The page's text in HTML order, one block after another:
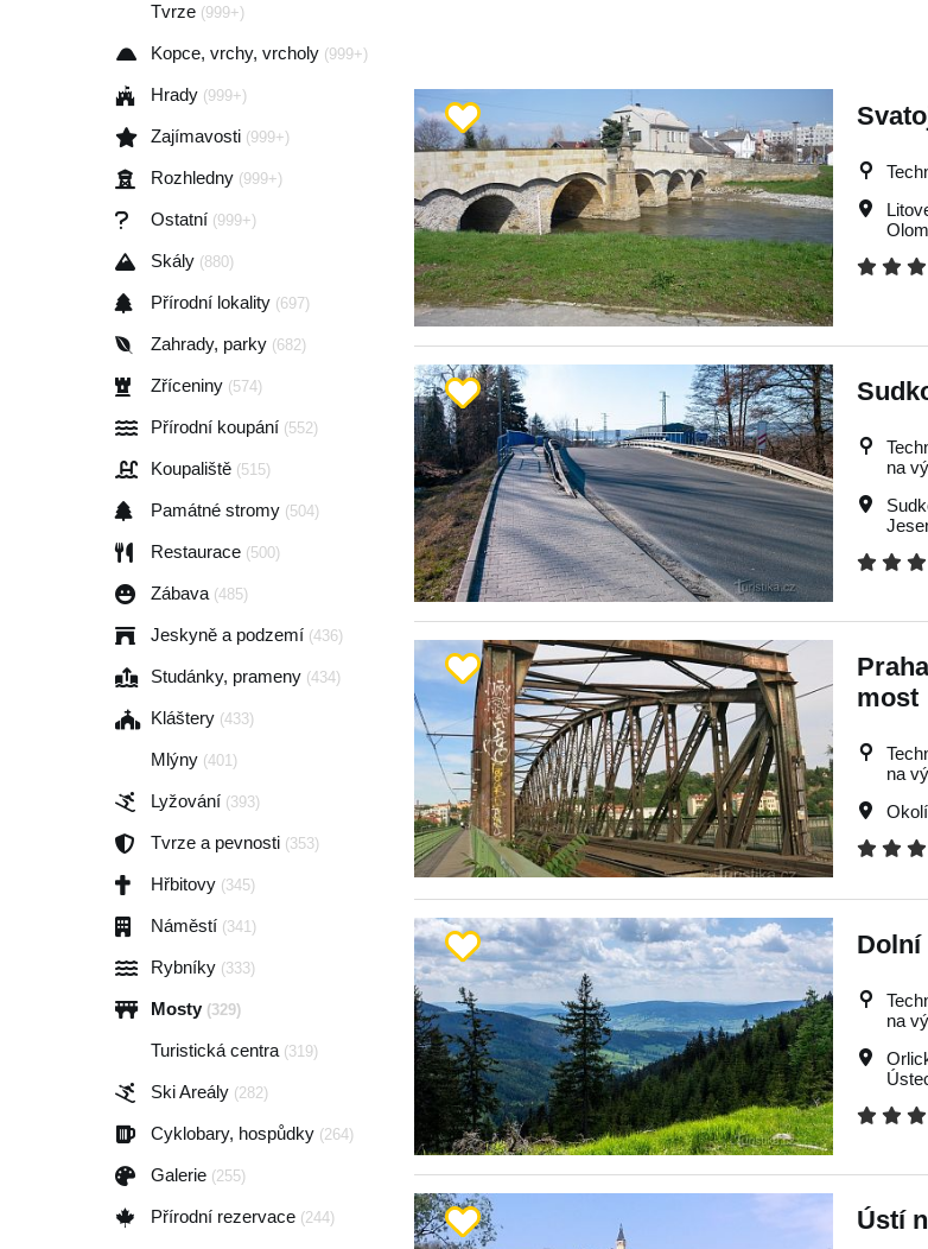
Tvrze (999+)
Kopce, vrchy, vrcholy (999+)
Hrady (999+)
Zajímavosti (999+)
Rozhledny (999+)
Ostatní (999+)
Skály (880)
Přírodní lokality (697)
Zahrady, parky (682)
Zříceniny (574)
Přírodní koupání (552)
Koupaliště (515)
Památné stromy (504)
Restaurace (500)
Zábava (485)
Jeskyně a podzemí (436)
Studánky, prameny (434)
Kláštery (433)
Mlýny (401)
Lyžování (393)
Tvrze a pevnosti (353)
Hřbitovy (345)
Náměstí (341)
Rybníky (333)
Mosty (329)
Turistická centra (319)
Ski Areály (282)
Cyklobary, hospůdky (264)
Galerie (255)
Přírodní rezervace (244)
na
most
na
Dolní
na
Ústí